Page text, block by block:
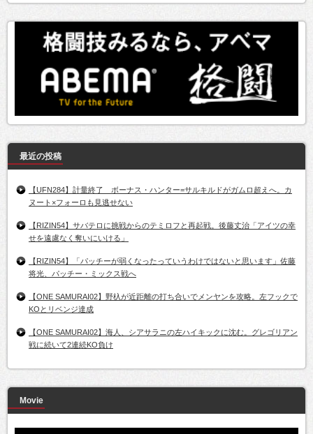
最近の投稿
【UFN284】計量終了 ボーナス・ハンター=サルキルドがガムロ超えへ。カ
ヌート×フォーロも見逃せない
【RIZIN54】サバテロに挑戦からのテミロフと再起戦。後藤丈治「アイツの幸
せを遠慮なく奪いにいける」
【RIZIN54】「パッチーが弱くなったっていうわけではないと思います」佐藤
将光、パッチー・ミックス戦へ
【ONE SAMURAI02】野杁が近距離の打ち合いでメンヤンを攻略。左フックで
KOとリベンジ達成
【ONE SAMURAI02】海人、シアサラニの左ハイキックに沈む。グレゴリアン
戦に続いて2連続KO負け
Movie